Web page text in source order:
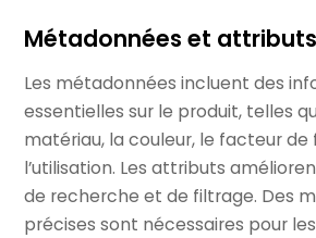
Métadonnées et
Les métadonnées incluent des
essentielles sur le produit, telles
matériau, la couleur, le facteur
l’utilisation. Les attributs
de recherche et de filtrage. Des
précises sont nécessaires pour